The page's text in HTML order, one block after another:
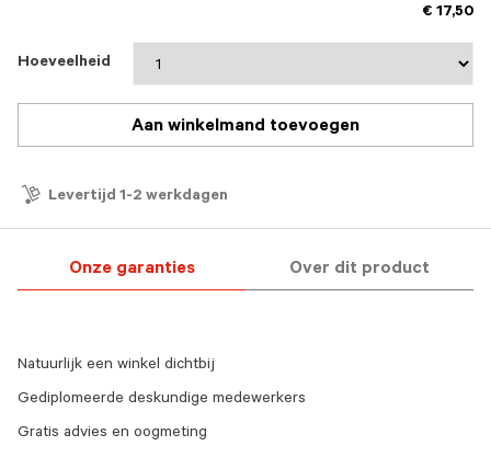
€ 17,50
Hoeveelheid
Aan winkelmand toevoegen
Levertijd 1-2 werkdagen
Onze garanties Over dit product
Natuurlijk een winkel dichtbij
Gediplomeerde deskundige medewerkers
Gratis advies en oogmeting